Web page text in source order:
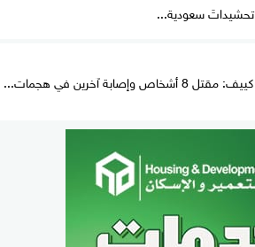
تحشيداتَ سعودية...
كييف: مقتل 8 أشخاص وإصابة آخرين في هجمات...